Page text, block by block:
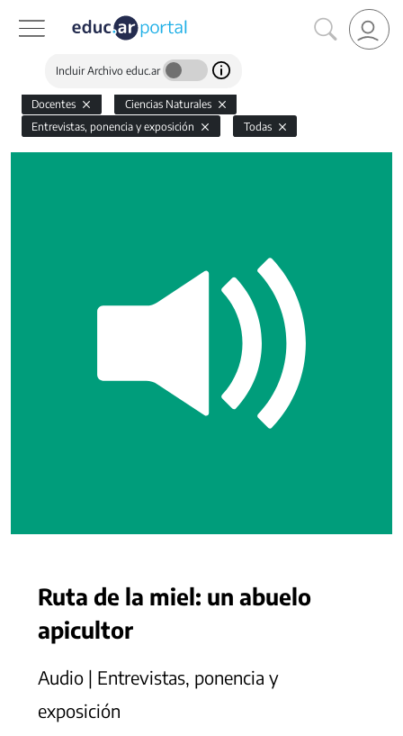
Incluir Archivo educ.ar
Docentes
Ciencias Naturales
Entrevistas, ponencia y exposición
Todas
Ruta de la miel: un abuelo
apicultor
Audio | Entrevistas, ponencia y
exposición